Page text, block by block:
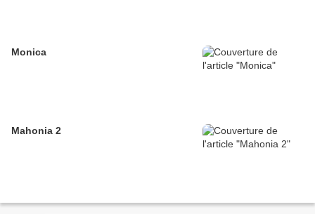
Monica
Mahonia 2